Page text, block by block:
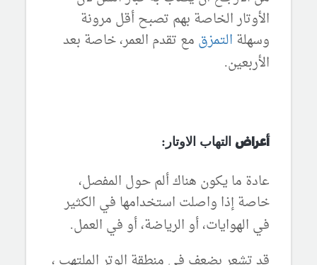
الأوتار الخاصة بهم تصبح أقل مرونة
وسهلة التمزق مع تقدم العمر، خاصة بعد
الأربعين.
أعراض التهاب الاوتار:
عادة ما يكون هناك ألم حول المفصل،
خاصة إذا واصلت استخدامها في الكثير
في الهوايات، أو الرياضة، أو في العمل.